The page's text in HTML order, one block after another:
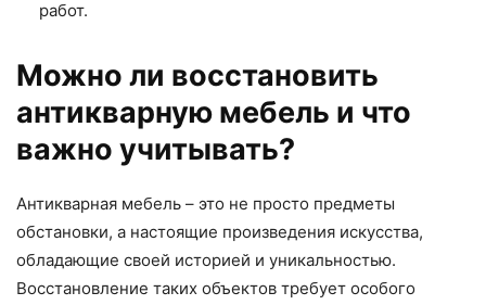
работ.
Можно ли восстановить
антикварную мебель и что
важно учитывать?
Антикварная мебель – это не просто предметы
обстановки, а настоящие произведения искусства,
обладающие своей историей и уникальностью.
Восстановление таких объектов требует особого